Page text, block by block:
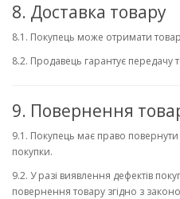
8. Доставка товару
8.1. Покупець може отримати
8.2. Продавець гарантує передачу
9. Повернення
9.1. Покупець має право
покупки.
9.2. У разі виявлення дефектів
повернення товару згідно з